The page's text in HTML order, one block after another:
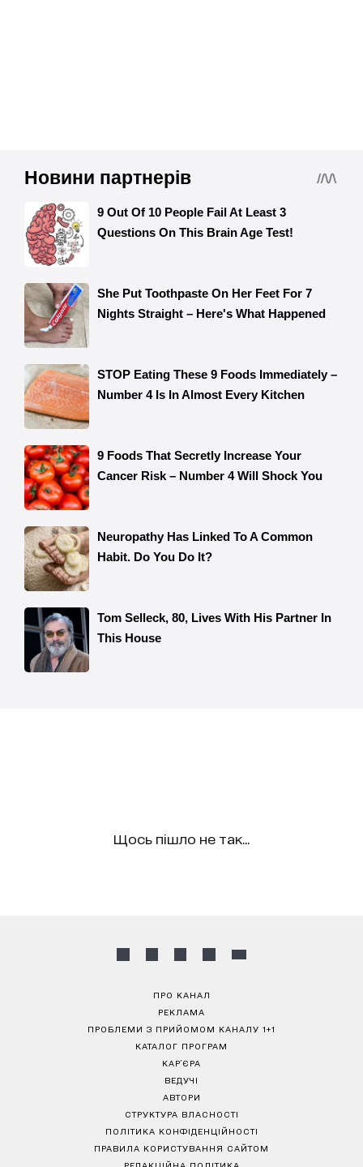
Щось пішло не так...
ПРО КАНАЛ
РЕКЛАМА
ПРОБЛЕМИ З ПРИЙОМОМ КАНАЛУ 1+1
КАТАЛОГ ПРОГРАМ
КАР’ЄРА
ВЕДУЧІ
АВТОРИ
СТРУКТУРА ВЛАСНОСТІ
ПОЛІТИКА КОНФІДЕНЦІЙНОСТІ
ПРАВИЛА КОРИСТУВАННЯ САЙТОМ
РЕДАКЦІЙНА ПОЛІТИКА